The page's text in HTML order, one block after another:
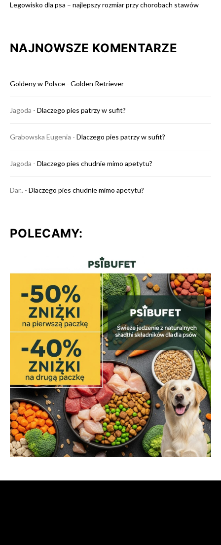
Legowisko dla psa – najlepszy rozmiar przy chorobach stawów
NAJNOWSZE KOMENTARZE
Goldeny w Polsce - Golden Retriever
Jagoda - Dlaczego pies patrzy w sufit?
Grabowska Eugenia - Dlaczego pies patrzy w sufit?
Jagoda - Dlaczego pies chudnie mimo apetytu?
Dar.. - Dlaczego pies chudnie mimo apetytu?
POLECAMY: